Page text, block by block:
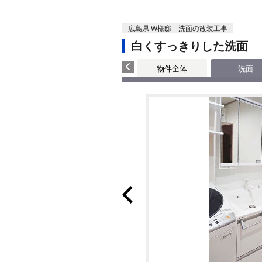
広島県 W様邸 洗面の改装工事
白くすっきりした洗面
物件全体 洗面